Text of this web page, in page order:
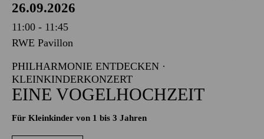
26.09.2026
11:00 - 11:45
RWE Pavillon
PHILHARMONIE ENTDECKEN ·
KLEINKINDERKONZERT
EINE VOGELHOCHZEIT
Für Kleinkinder von 1 bis 3 Jahren